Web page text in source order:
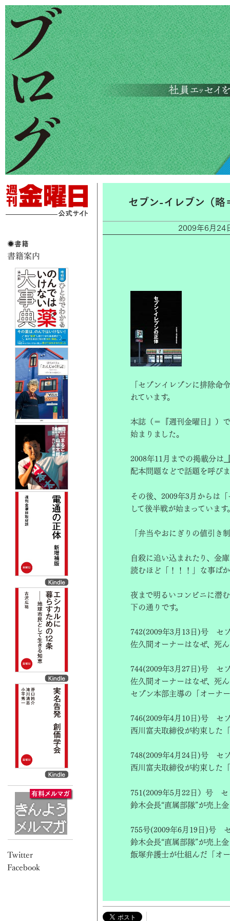
セブン-イレブン（
2009年6月24
「セブンイレブンに排除命
れています。
本誌（＝『週刊金曜日』）
始まりました。
2008年11月までの掲載分は
配本問題などで話題を呼び
その後、2009年3月からは
して後半戦が始まっています
「弁当やおにぎりの値引き
自殺に追い込まれたり、金
読むほど「！！！」な事ば
夜まで明るいコンビニに潜
下の通りです。
742(2009年3月13日)号 セ
佐久間オーナーはなぜ、死
744(2009年3月27日)号 セ
佐久間オーナーはなぜ、死
セブン本部主導の「オーナ
746(2009年4月10日)号 セ
西川富夫取締役が約束した
748(2009年4月24日)号 セ
西川富夫取締役が約束した
751(2009年5月22日）号
鈴木会長“直属部隊”が売上
755号(2009年6月19日)号
鈴木会長“直属部隊”が売上
飯塚弁護士が仕組んだ「オ